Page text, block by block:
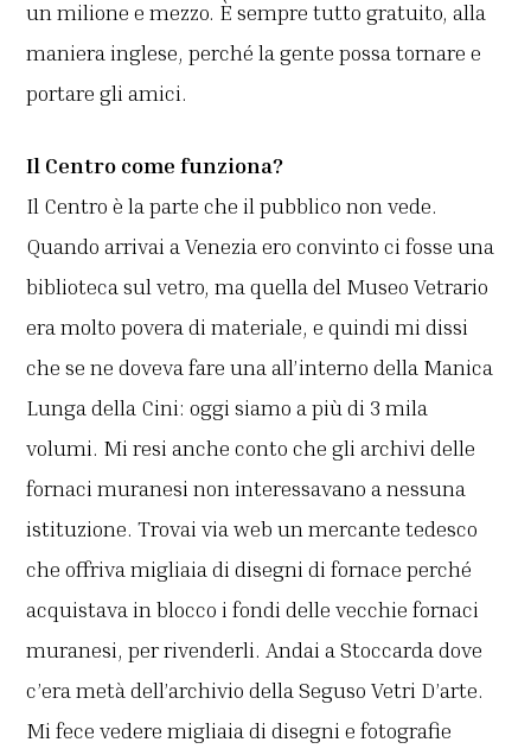
un milione e mezzo. È sempre tutto gratuito, alla
maniera inglese, perché la gente possa tornare e
portare gli amici.
Il Centro come funziona?
Il Centro è la parte che il pubblico non vede.
Quando arrivai a Venezia ero convinto ci fosse una
biblioteca sul vetro, ma quella del Museo Vetrario
era molto povera di materiale, e quindi mi dissi
che se ne doveva fare una all’interno della Manica
Lunga della Cini: oggi siamo a più di 3 mila
volumi. Mi resi anche conto che gli archivi delle
fornaci muranesi non interessavano a nessuna
istituzione. Trovai via web un mercante tedesco
che offriva migliaia di disegni di fornace perché
acquistava in blocco i fondi delle vecchie fornaci
muranesi, per rivenderli. Andai a Stoccarda dove
c’era metà dell’archivio della Seguso Vetri D’arte.
Mi fece vedere migliaia di disegni e fotografie